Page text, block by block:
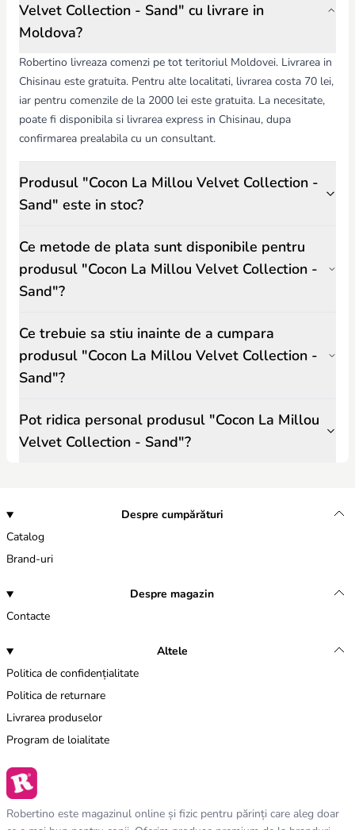
Velvet Collection - Sand" cu livrare in
Moldova?
Robertino livreaza comenzi pe tot teritoriul Moldovei. Livrarea in
Chisinau este gratuita. Pentru alte localitati, livrarea costa 70 lei,
iar pentru comenzile de la 2000 lei este gratuita. La necesitate,
poate fi disponibila si livrarea express in Chisinau, dupa
confirmarea prealabila cu un consultant.
Produsul "Cocon La Millou Velvet Collection -
Sand" este in stoc?
Ce metode de plata sunt disponibile pentru
produsul "Cocon La Millou Velvet Collection -
Sand"?
Ce trebuie sa stiu inainte de a cumpara
produsul "Cocon La Millou Velvet Collection -
Sand"?
Pot ridica personal produsul "Cocon La Millou
Velvet Collection - Sand"?
Despre cumpărături
Catalog
Brand-uri
Despre magazin
Contacte
Altele
Politica de confidențialitate
Politica de returnare
Livrarea produselor
Program de loialitate
Robertino este magazinul online și fizic pentru părinți care aleg doar